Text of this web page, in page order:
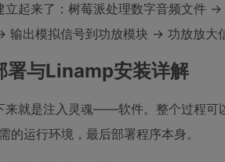
立起来了：树莓派处理数字音频文件 -
输出模拟信号到功放模块 -> 功放放大
署与Linamp安装详解
来就是注入灵魂——软件。整个过程可
的运行环境，最后部署程序本身。